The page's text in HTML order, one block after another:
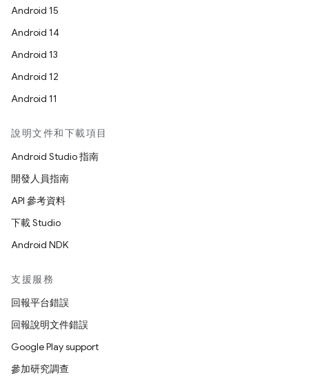
Android 15
Android 14
Android 13
Android 12
Android 11
說明文件和下載項目
Android Studio 指南
開發人員指南
API 參考資料
下載 Studio
Android NDK
支援服務
回報平台錯誤
回報說明文件錯誤
Google Play support
參加研究調查